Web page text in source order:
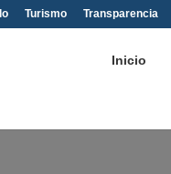
Turismo Transparencia
Inicio